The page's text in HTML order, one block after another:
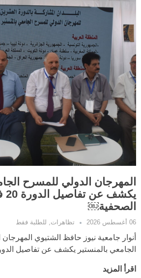
المهرجان الدولي للمسرح
الصحفية￼
06 أغسطس 2026 تظاهرات, للطلبة فقط
أنوار جامعية نيوز حافظ الشتيوي
الجامعي بالمنستير يكشف عن تفاصيل الدورة
اقرأ المزيد